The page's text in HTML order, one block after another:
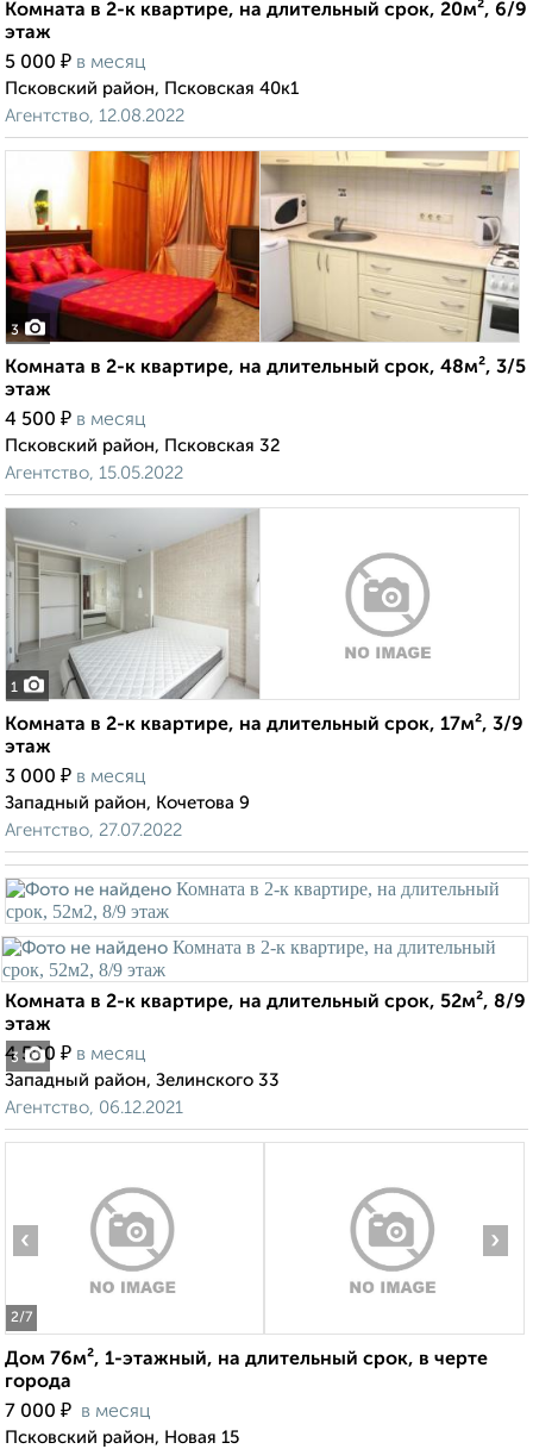
Комната в 2-к квартире, на длительный срок, 20м², 6/9
этаж
5 000 ₽ в месяц
Псковский район, Псковская 40к1
Агентство, 12.08.2022
3
Комната в 2-к квартире, на длительный срок, 48м², 3/5
этаж
4 500 ₽ в месяц
Псковский район, Псковская 32
Агентство, 15.05.2022
1
Комната в 2-к квартире, на длительный срок, 17м², 3/9
этаж
3 000 ₽ в месяц
Западный район, Кочетова 9
Агентство, 27.07.2022
3
Комната в 2-к квартире, на длительный срок, 52м², 8/9
этаж
4 500 ₽ в месяц
Западный район, Зелинского 33
Агентство, 06.12.2021
2/7
‹ ›
Дом 76м², 1-этажный, на длительный срок, в черте
города
7 000 ₽ в месяц
Псковский район, Новая 15